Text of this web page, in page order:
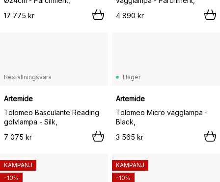
17 775 kr
4 890 kr
Beställningsvara
Artemide
Tolomeo Basculante Reading
golvlampa - Silk,
7 075 kr
I lager
Artemide
Tolomeo Micro vägglampa -
Black,
3 565 kr
KAMPANJ
-10%
KAMPANJ
-10%